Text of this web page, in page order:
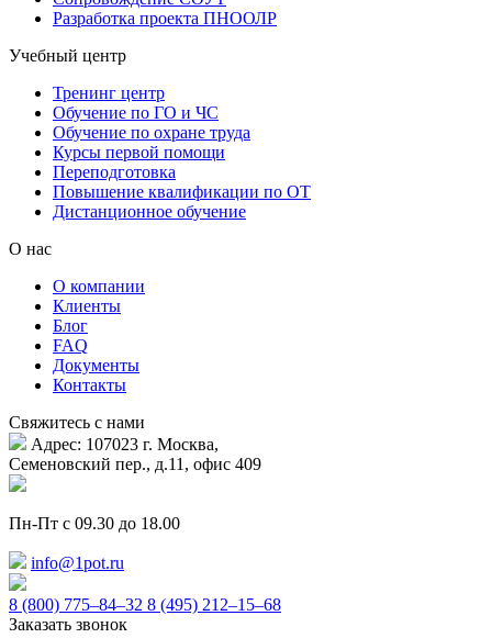
Разработка проекта ПНООЛР
Учебный центр
Тренинг центр
Обучение по ГО и ЧС
Обучение по охране труда
Курсы первой помощи
Переподготовка
Повышение квалификации по ОТ
Дистанционное обучение
О нас
О компании
Клиенты
Блог
FAQ
Документы
Контакты
Свяжитесь с нами
Адрес: 107023 г. Москва,
Семеновский пер., д.11, офис 409
Пн-Пт с 09.30 до 18.00
info@1pot.ru
8 (800) 775–84–32 8 (495) 212–15–68
Заказать звонок